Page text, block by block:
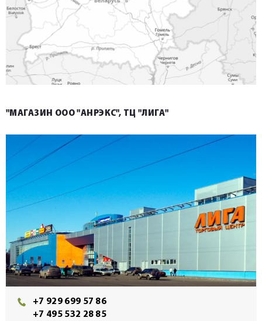
"МАГАЗИН ООО "АНРЭКС", ТЦ "ЛИГА"
+7 929 699 57 86
+7 495 532 28 85